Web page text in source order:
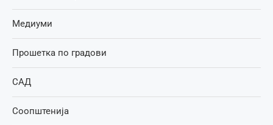
Медиуми
Прошетка по градови
САД
Соопштенија